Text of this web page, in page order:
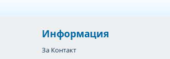
Информация
За Контакт